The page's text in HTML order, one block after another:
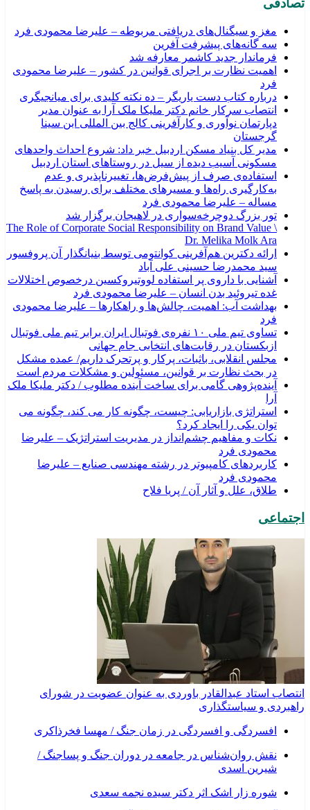
تصادفی
مغز و سیگنال‌های دریافتی مربوطه – علیرضا محمودی فرد
سه گانه‌های پیشرفت آفرین
فرماندار جدید کاشمر معارفه شد
اهمیت نظارت بر اجرای قوانین در کشور – علیرضا محمودی
فرد
درباره کتاب دست یاریگر – ده نکته کلیدی برای میانجیگری
انتصاب سرکار خانم دکتر ملیکا ملک آرا به عنوان مدیر
دپارتمان نوآوری و کارآفرینی کالج بین المللی ابن سینا
گرجستان
مدیر کل بنیاد مسکن اردبیل خبر داد: شروع احداث واحدهای
مسکونی آسیب دیده از سیل در روستاهای استان اردبیل
استفاده‌ی صرف از پیش‌فرض‌ها، تغییرناپذیری و عدم
به‌کارگیری راه‌ها و مسیرهای مختلف برای رسیدن به پاسخ
مساله – علیرضا محمودی فرد
تور بزرگ دوچرخه‌سواری در لاهیجان برگزار شد
The Role of Corporate Social Responsibility on Brand Value \
Dr. Melika Molk Ara
ارائه دکترین هم‌آفرینی کوانتومی توسط بنیانگذار آن پروفسور
سید محمدرضا حسینی علی آباد
آشنایی با داروی پر استفاده لووتیروکسین درخصوص اختلالات
غده تیروئید بدن انسان – علیرضا محمودی فرد
بهداشت آب: اهمیت، چالش‌ها و راهکارها – علیرضا محمودی
فرد
تساوی تیم ملی ۱۰ نفره‌ی فوتبال ایران برابر تیم ملی فوتبال
ازبکستان در رقابت‌های انتخابی جام جهانی
مجلس انقلابی، باثبات، پرکار و پرتحرک داریم/ عمده مشکل
در بحث نظارت بر قوانین، مسئولین و مشکلات مردم است
آینده‌پژوهی گامی برای ساخت آینده مطلوب / دکتر ملیکا ملک
آرا
استراتژی بازاریابی: چیست، چگونه کار می کند، چگونه می
توان یکی را ایجاد کرد؟
نکات و مفاهیم چشم‌انداز در مدیریت استراتژیک – علیرضا
محمودی فرد
کاربردهای کامپیوتر در رشته مهندسی صنایع – علیرضا
محمودی فرد
طلاق، علل و آثار آن / پریا فلاح
اجتماعی
انتصاب استاد عبدالقادر باوردی به عنوان عضویت در شورای
راهبردی و سیاستگذاری
افسردگی و افسردگی در زمان جنگ / مهسا فخرذاکری
نقش روان‌شناس در جامعه در دوران جنگ و پساجنگ /
شیرین اسدی
شوره زار اشک اثر دکتر سیده نجمه سعدی